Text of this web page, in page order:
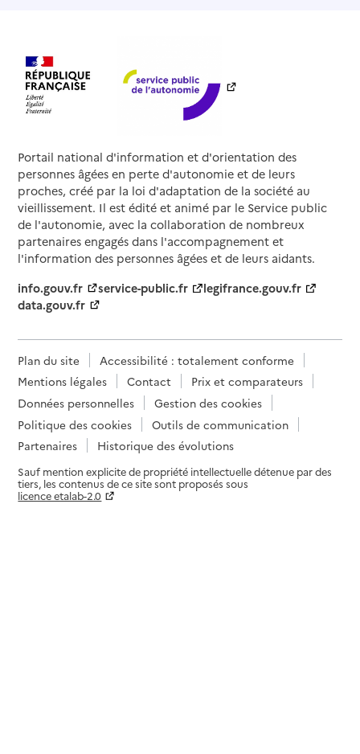
Portail national d'information et d'orientation des
personnes âgées en perte d'autonomie et de leurs
proches, créé par la loi d'adaptation de la société au
vieillissement. Il est édité et animé par le Service public
de l'autonomie, avec la collaboration de nombreux
partenaires engagés dans l'accompagnement et
l'information des personnes âgées et de leurs aidants.
info.gouv.fr
service-public.fr
legifrance.gouv.fr
data.gouv.fr
Plan du site
Accessibilité : totalement conforme
Mentions légales
Contact
Prix et comparateurs
Données personnelles
Gestion des cookies
Politique des cookies
Outils de communication
Partenaires
Historique des évolutions
Sauf mention explicite de propriété intellectuelle détenue par des
tiers, les contenus de ce site sont proposés sous
licence etalab-2.0